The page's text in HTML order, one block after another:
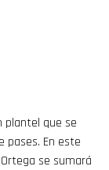
plantel que se
pases. En este
se sumará